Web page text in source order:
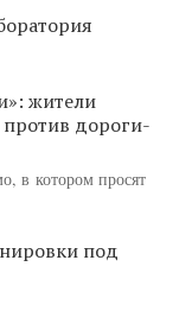
жители
дороги-
в котором просят
под